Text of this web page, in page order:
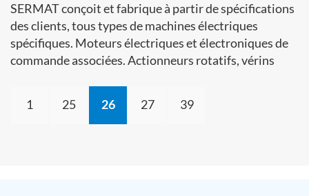
SERMAT conçoit et fabrique à partir de spécifications
des clients, tous types de machines électriques
spécifiques. Moteurs électriques et électroniques de
commande associées. Actionneurs rotatifs, vérins
1 25 26 27 39